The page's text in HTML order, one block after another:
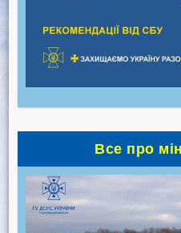
Все про